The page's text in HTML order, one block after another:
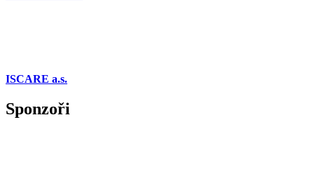
ISCARE a.s.
Sponzoři